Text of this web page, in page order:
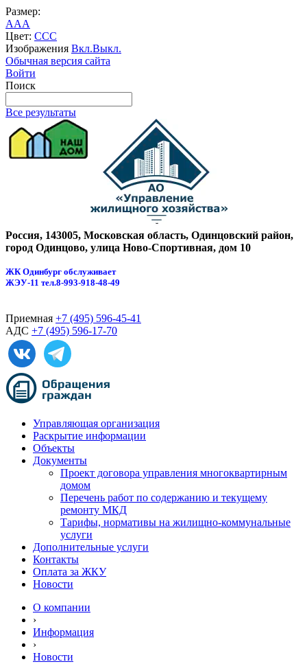
Размер:
AAA
Цвет: CCC
Изображения Вкл.Выкл.
Обычная версия сайта
Войти
Поиск
Все результаты
Россия, 143005, Московская область, Одинцовский район,
город Одинцово, улица Ново-Спортивная, дом 10
ЖК Одинбург обслуживает
ЖЭУ-11 тел.8-993-918-48-49
Приемная +7 (495) 596-45-41
АДС +7 (495) 596-17-70
Управляющая организация
Раскрытие информации
Объекты
Документы
Проект договора управления многоквартирным
домом
Перечень работ по содержанию и текущему
ремонту МКД
Тарифы, нормативы на жилищно-коммунальные
услуги
Дополнительные услуги
Контакты
Оплата за ЖКУ
Новости
О компании
›
Информация
›
Новости